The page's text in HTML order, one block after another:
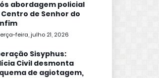
abordagem policial
de Senhor do
feira, julho 21, 2026
Sisyphus:
Civil desmonta
de agiotagem,